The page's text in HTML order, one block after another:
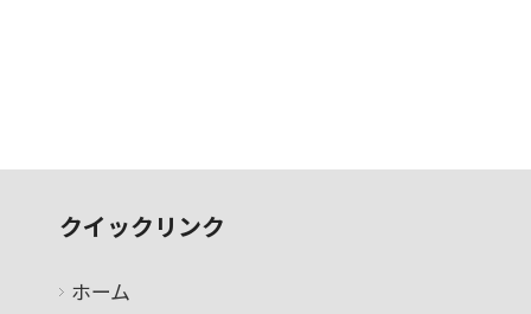
クイックリンク
ホーム